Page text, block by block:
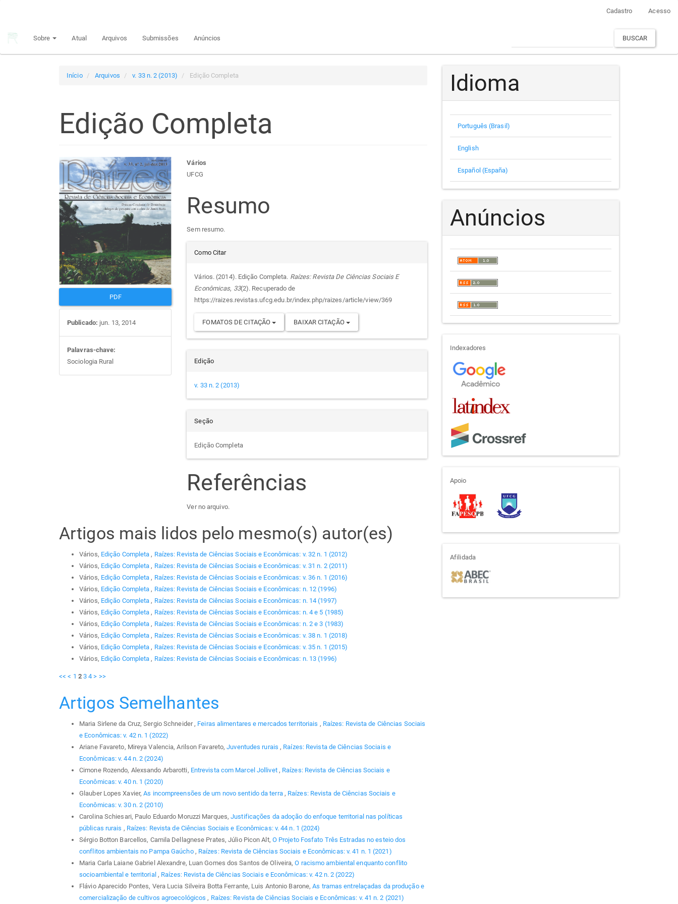
principal
Cadastro Acesso
Sobre Atual Arquivos Submissões Anúncios BUSCAR
Início Arquivos v. 33 n. 2 (2013) Edição Completa
Edição Completa
Barra
lateral
de
artigos
PDF
Publicado: jun. 13, 2014
Palavras-chave:
Sociologia Rural
Conteúdo
do
artigo
principal
Vários
UFCG
Resumo
Sem resumo.
Detalhes
do
artigo
Como Citar
Vários. (2014). Edição Completa. Raízes: Revista De Ciências Sociais E
Econômicas, 33(2). Recuperado de
https://raizes.revistas.ufcg.edu.br/index.php/raizes/article/view/369
FOMATOS DE CITAÇÃO BAIXAR CITAÇÃO
Edição
v. 33 n. 2 (2013)
Seção
Edição Completa
Referências
Ver no arquivo.
Artigos mais lidos pelo mesmo(s) autor(es)
Vários, Edição Completa, Raízes: Revista de Ciências Sociais e Econômicas: v. 32 n. 1 (2012)
Vários, Edição Completa, Raízes: Revista de Ciências Sociais e Econômicas: v. 31 n. 2 (2011)
Vários, Edição Completa, Raízes: Revista de Ciências Sociais e Econômicas: v. 36 n. 1 (2016)
Vários, Edição Completa, Raízes: Revista de Ciências Sociais e Econômicas: n. 12 (1996)
Vários, Edição Completa, Raízes: Revista de Ciências Sociais e Econômicas: n. 14 (1997)
Vários, Edição Completa, Raízes: Revista de Ciências Sociais e Econômicas: n. 4 e 5 (1985)
Vários, Edição Completa, Raízes: Revista de Ciências Sociais e Econômicas: n. 2 e 3 (1983)
Vários, Edição Completa, Raízes: Revista de Ciências Sociais e Econômicas: v. 38 n. 1 (2018)
Vários, Edição Completa, Raízes: Revista de Ciências Sociais e Econômicas: v. 35 n. 1 (2015)
Vários, Edição Completa, Raízes: Revista de Ciências Sociais e Econômicas: n. 13 (1996)
<< < 1 2 3 4 > >>
Artigos Semelhantes
Maria Sirlene da Cruz, Sergio Schneider , Feiras alimentares e mercados territoriais , Raízes: Revista de Ciências Sociais
e Econômicas: v. 42 n. 1 (2022)
Ariane Favareto, Mireya Valencia, Arilson Favareto,Juventudes rurais, Raízes: Revista de Ciências Sociais e
Econômicas: v. 44 n. 2 (2024)
Cimone Rozendo, Alexsando Arbarotti, Entrevista com Marcel Jollivet , Raízes: Revista de Ciências Sociais e
Econômicas: v. 40 n. 1 (2020)
Glauber Lopes Xavier,As incompreensões de um novo sentido da terra , Raízes: Revista de Ciências Sociais e
Econômicas: v. 30 n. 2 (2010)
Carolina Schiesari, Paulo Eduardo Moruzzi Marques,Justificações da adoção do enfoque territorial nas políticas
públicas rurais , Raízes: Revista de Ciências Sociais e Econômicas: v. 44 n. 1 (2024)
Sérgio Botton Barcellos, Camila Dellagnese Prates, Júlio Picon Alt, O Projeto Fosfato Três Estradas no esteio dos
conflitos ambientais no Pampa Gaúcho , Raízes: Revista de Ciências Sociais e Econômicas: v. 41 n. 1 (2021)
Maria Carla Laiane Gabriel Alexandre, Luan Gomes dos Santos de Oliveira,O racismo ambiental enquanto conflito
socioambiental e territorial , Raízes: Revista de Ciências Sociais e Econômicas: v. 42 n. 2 (2022)
Flávio Aparecido Pontes, Vera Lucia Silveira Botta Ferrante, Luis Antonio Barone,As tramas entrelaçadas da produção e
comercialização de cultivos agroecológicos, Raízes: Revista de Ciências Sociais e Econômicas: v. 41 n. 2 (2021)
Idioma
Português (Brasil)
English
Español (España)
Anúncios
indexadores
Indexadores
apoio
Apoio
afiliada
Afilidada